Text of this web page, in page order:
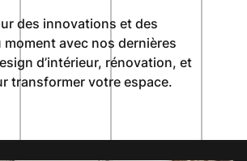
des innovations et des
avec nos dernières
d’intérieur, rénovation, et
transformer votre espace.